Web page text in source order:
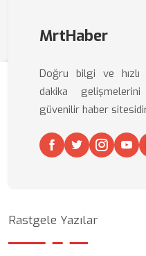
MrtHaber
Doğru bilgi ve hızlı
dakika gelişmelerini
güvenilir haber
Rastgele Yazılar